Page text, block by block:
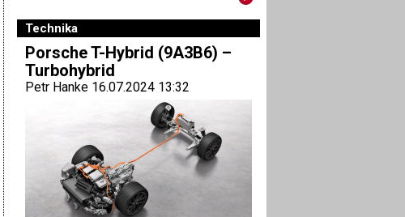
Technika
Porsche T-Hybrid (9A3B6) –
Turbohybrid
Petr Hanke 16.07.2024 13:32